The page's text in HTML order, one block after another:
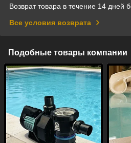
Возврат товара в течение 14 дней
Все условия возврата
Подобные товары компании